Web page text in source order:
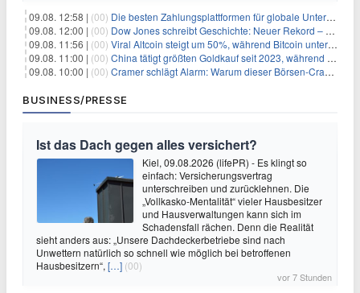
09.08. 12:58 | (00) Die besten Zahlungsplattformen für globale Unternehmen im Jahr 2026
09.08. 12:00 | (00) Dow Jones schreibt Geschichte: Neuer Rekord – und Amazon knackt die nächste Billionen-Marke
09.08. 11:56 | (00) Viral Altcoin steigt um 50%, während Bitcoin unter $65.000 fällt
09.08. 11:00 | (00) China tätigt größten Goldkauf seit 2023, während Goldpreis um 8% steigt
09.08. 10:00 | (00) Cramer schlägt Alarm: Warum dieser Börsen-Crash die beste Einstiegschance seit Monaten ist
BUSINESS/PRESSE
Ist das Dach gegen alles versichert?
Kiel, 09.08.2026 (lifePR) - Es klingt so
einfach: Versicherungsvertrag
unterschreiben und zurücklehnen. Die
„Vollkasko-Mentalität“ vieler Hausbesitzer
und Hausverwaltungen kann sich im
Schadensfall rächen. Denn die Realität
sieht anders aus: „Unsere Dachdeckerbetriebe sind nach
Unwettern natürlich so schnell wie möglich bei betroffenen
Hausbesitzern“, […] (00)
vor 7 Stunden